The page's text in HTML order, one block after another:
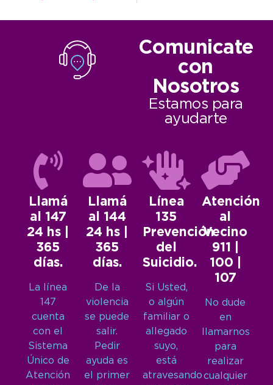
Comunicate
con
Nosotros
Estamos para
ayudarte
Llamá
al 147
24 hs |
365
días.
La línea
147
cuenta
con el
Sistema
Único de
Atención
Llamá
al 144
24 hs |
365
días.
De la
violencia
se puede
salir.
Pedir
ayuda es
el primer
Línea
135
Prevención
del
Suicidio.
Si Usted,
o algún
familiar o
allegado
suyo,
está
atravesando
Atención
al
Vecino
911 |
100 |
107
No dude
en
llamarnos
para
realizar
cualquier